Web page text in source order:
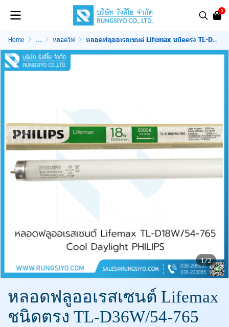
0
Home ... หลอดไฟ หลอดฟลูออเรสเซนต์ Lifemax ชนิดตรง TL-D36W/54-765 Cool Daylight PHILIPS
1/2
หลอดฟลูออเรสเซนต์ Lifemax
ชนิดตรง TL-D36W/54-765